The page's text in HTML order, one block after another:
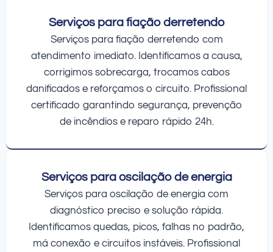
Serviços para fiação derretendo
Serviços para fiação derretendo com
atendimento imediato. Identificamos a causa,
corrigimos sobrecarga, trocamos cabos
danificados e reforçamos o circuito. Profissional
certificado garantindo segurança, prevenção
de incêndios e reparo rápido 24h.
Serviços para oscilação de energia
Serviços para oscilação de energia com
diagnóstico preciso e solução rápida.
Identificamos quedas, picos, falhas no padrão,
má conexão e circuitos instáveis. Profissional